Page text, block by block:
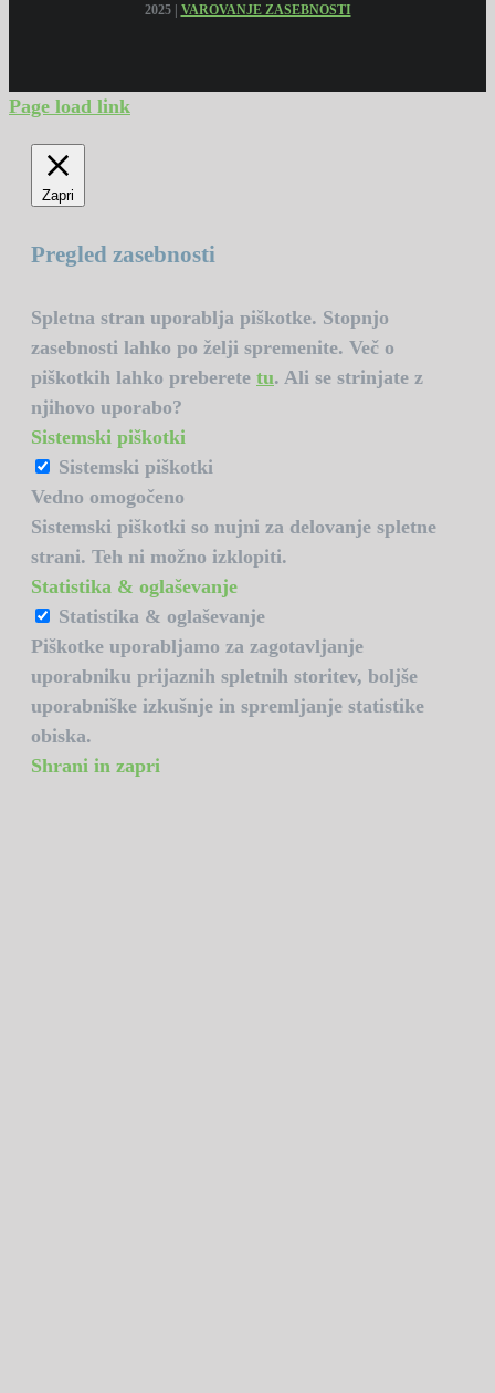
2025 | VAROVANJE ZASEBNOSTI
Page load link
Zapri
Pregled zasebnosti
Spletna stran uporablja piškotke. Stopnjo
zasebnosti lahko po želji spremenite. Več o
piškotkih lahko preberete tu. Ali se strinjate z
njihovo uporabo?
Sistemski piškotki
Sistemski piškotki
Vedno omogočeno
Sistemski piškotki so nujni za delovanje spletne
strani. Teh ni možno izklopiti.
Statistika & oglaševanje
Statistika & oglaševanje
Piškotke uporabljamo za zagotavljanje
uporabniku prijaznih spletnih storitev, boljše
uporabniške izkušnje in spremljanje statistike
obiska.
Shrani in zapri